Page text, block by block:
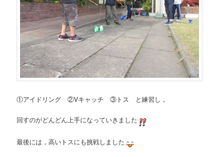
①アイドリング ②Vキャッチ ③トス と練習し，
回すのがどんどん上手になっていきました
最後には，高いトスにも挑戦しました